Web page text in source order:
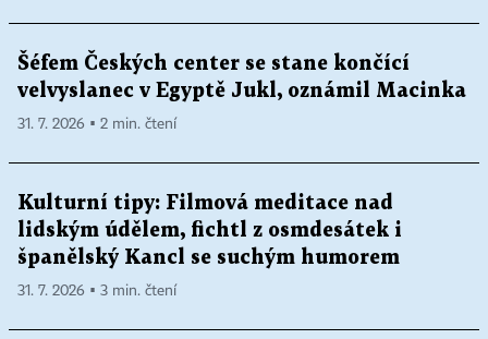
Šéfem Českých center se stane končící
velvyslanec v Egyptě Jukl, oznámil Macinka
31. 7. 2026 ▪ 2 min. čtení
Kulturní tipy: Filmová meditace nad
lidským údělem, fichtl z osmdesátek i
španělský Kancl se suchým humorem
31. 7. 2026 ▪ 3 min. čtení